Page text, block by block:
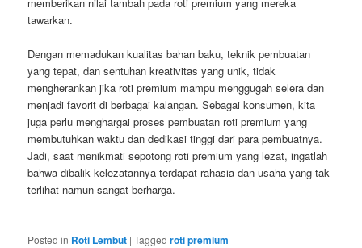
memberikan nilai tambah pada roti premium yang mereka
tawarkan.
Dengan memadukan kualitas bahan baku, teknik pembuatan
yang tepat, dan sentuhan kreativitas yang unik, tidak
mengherankan jika roti premium mampu menggugah selera dan
menjadi favorit di berbagai kalangan. Sebagai konsumen, kita
juga perlu menghargai proses pembuatan roti premium yang
membutuhkan waktu dan dedikasi tinggi dari para pembuatnya.
Jadi, saat menikmati sepotong roti premium yang lezat, ingatlah
bahwa dibalik kelezatannya terdapat rahasia dan usaha yang tak
terlihat namun sangat berharga.
Posted in Roti Lembut |Tagged roti premium